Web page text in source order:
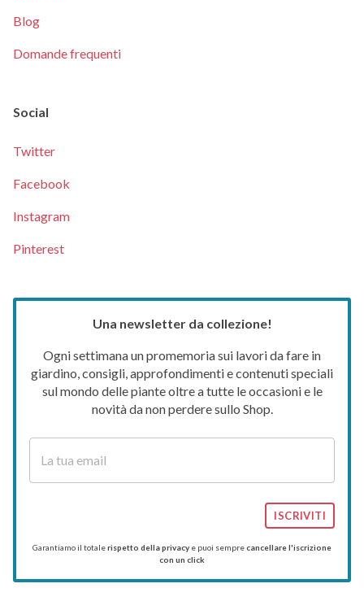
Blog
Domande frequenti
Social
Twitter
Facebook
Instagram
Pinterest
Una newsletter da collezione!
Ogni settimana un promemoria sui lavori da fare in
giardino, consigli, approfondimenti e contenuti speciali
sul mondo delle piante oltre a tutte le occasioni e le
novità da non perdere sullo Shop.
ISCRIVITI
Garantiamo il totalerispetto della privacy e puoi semprecancellare l'iscrizione
con un click